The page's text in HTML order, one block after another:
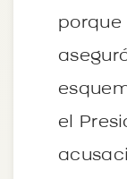
porque
el